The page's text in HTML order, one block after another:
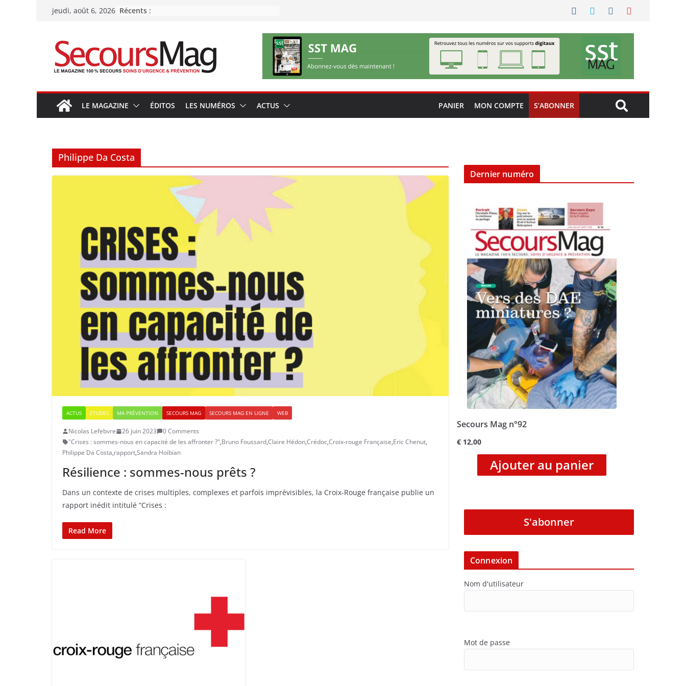
Passerjeudi, août 6, 2026 Récents :
LE MAGAZINE ÉDITOS LES NUMÉROS ACTUS PANIER MON COMPTE S’ABONNER
Philippe Da Costa
ACTUS ETUDES MA PRÉVENTION SECOURS MAG SECOURS MAG EN LIGNE WEB
Nicolas Lefebvre 26 juin 2023
0 Comments
"Crises : sommes-nous en capacité de les affronter ?",Bruno Foussard,Claire Hédon,Crédoc,Croix-rouge Française,Eric Chenut,
Philippe Da Costa,rapport,Sandra Hoibian
Résilience : sommes-nous prêts ?
Dans un contexte de crises multiples, complexes et parfois imprévisibles, la Croix-Rouge française publie un
rapport inédit intitulé “Crises :
Read More
Dernier numéro
Secours Mag n°92
€ 12,00
Ajouter au panier
S'abonner
Connexion
Nom d'utilisateur
Mot de passe